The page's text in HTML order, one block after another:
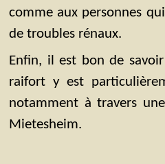
comme aux personnes
de troubles rénaux.
Enfin, il est bon de
raifort y est
notamment à travers
Mietesheim.